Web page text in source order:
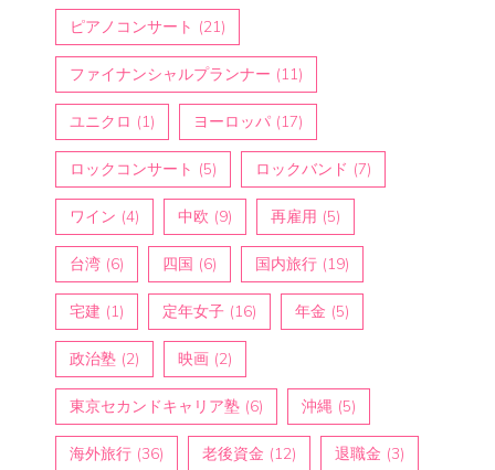
ピアノコンサート (21)
ファイナンシャルプランナー (11)
ユニクロ (1) ヨーロッパ (17)
ロックコンサート (5) ロックバンド (7)
ワイン (4) 中欧 (9) 再雇用 (5)
台湾 (6) 四国 (6) 国内旅行 (19)
宅建 (1) 定年女子 (16) 年金 (5)
政治塾 (2) 映画 (2)
東京セカンドキャリア塾 (6) 沖縄 (5)
海外旅行 (36) 老後資金 (12) 退職金 (3)